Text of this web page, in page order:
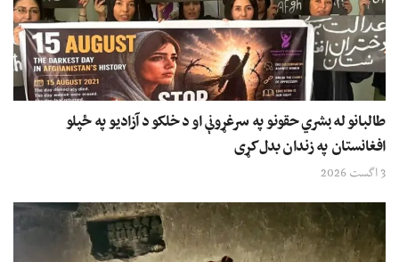
طالبانو له بشري حقونو په سرغړونې او د خلکو د آزادیو په ځپلو
افغانستان په زندان بدل کړی
3 اگست 2026